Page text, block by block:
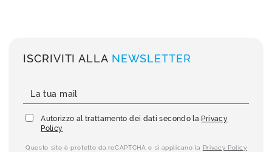
ISCRIVITI ALLA NEWSLETTER
Autorizzo al trattamento dei dati secondo la Privacy
Policy
Questo sito è protetto da reCAPTCHA e si applicano la Privacy Policy